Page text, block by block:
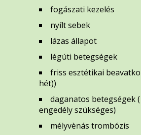
fogászati kezelés
nyílt sebek
lázas állapot
légúti betegségek
friss esztétikai
hét))
daganatos betegségek
engedély szükséges)
mélyvènás trombózis